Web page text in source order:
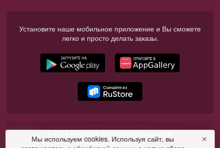
Установите наше мобильное приложение и Вы сможете
легко и просто делать заказы.
© 2026 Пятница. Все права защищены.
Работает на Moba.
Мы используем cookies. Используя сайт, вы
✕